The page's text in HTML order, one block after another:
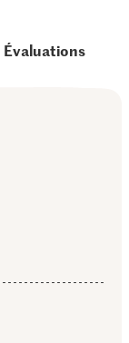
Évaluations